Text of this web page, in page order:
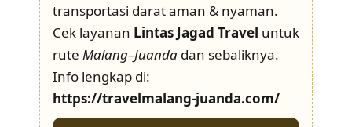
transportasi darat aman & nyaman.
Cek layanan Lintas Jagad Travel untuk
rute Malang–Juanda dan sebaliknya.
Info lengkap di:
https://travelmalang-juanda.com/